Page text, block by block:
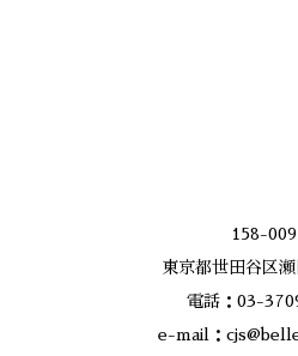
158-
東京都世田谷区
電話：03-
e-mail：